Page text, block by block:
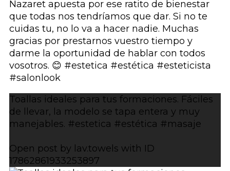
Toallas ideales para tus formaciones. Fáciles
de llevar, la modelo se tapa entera y muy
manejables. #estetica #estética #masaje
Open post by lav.towels with ID
17862861933253897